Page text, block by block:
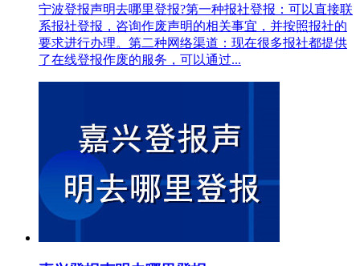
宁波登报声明去哪里登报?第一种报社登报：可以直接联
系报社登报，咨询作废声明的相关事宜，并按照报社的
要求进行办理。第二种网络渠道：现在很多报社都提供
了在线登报作废的服务，可以通过...